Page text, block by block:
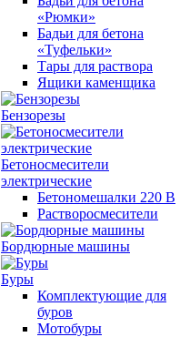
«Рюмки»
Бадьи для бетона
«Туфельки»
Тары для раствора
Ящики каменщика
Бензорезы
Бетоносмесители
электрические
Бетономешалки 220 В
Растворосмесители
Бордюрные машины
Буры
Комплектующие для
буров
Мотобуры